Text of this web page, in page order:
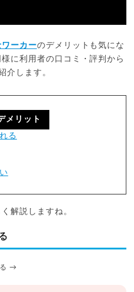
ーカーのデメリットも気にな
に利用者の口コミ・評判から
介します。
メリット
る
解説しますね。
る →